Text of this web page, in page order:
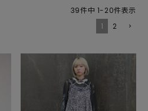
39件中 1-20件表示
1
2